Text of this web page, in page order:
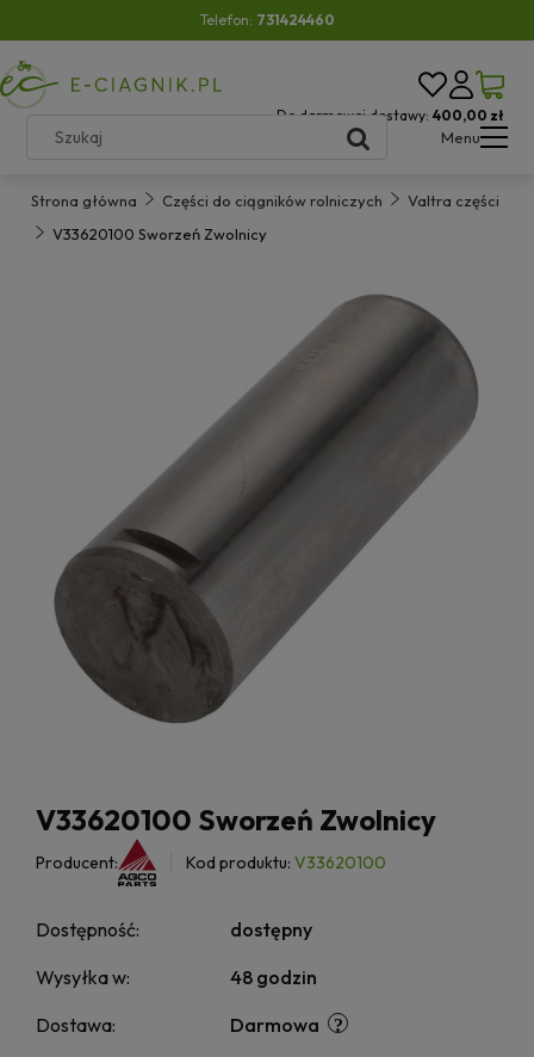
Telefon: 731424460
Do darmowej dostawy: 400,00 zł
Menu
Strona główna Części do ciągników rolniczych
Valtra części
V33620100 Sworzeń Zwolnicy
V33620100 Sworzeń Zwolnicy
Producent: Kod produktu: V33620100
Dostępność:
dostępny
Wysyłka w:
48 godzin
Dostawa:
Darmowa